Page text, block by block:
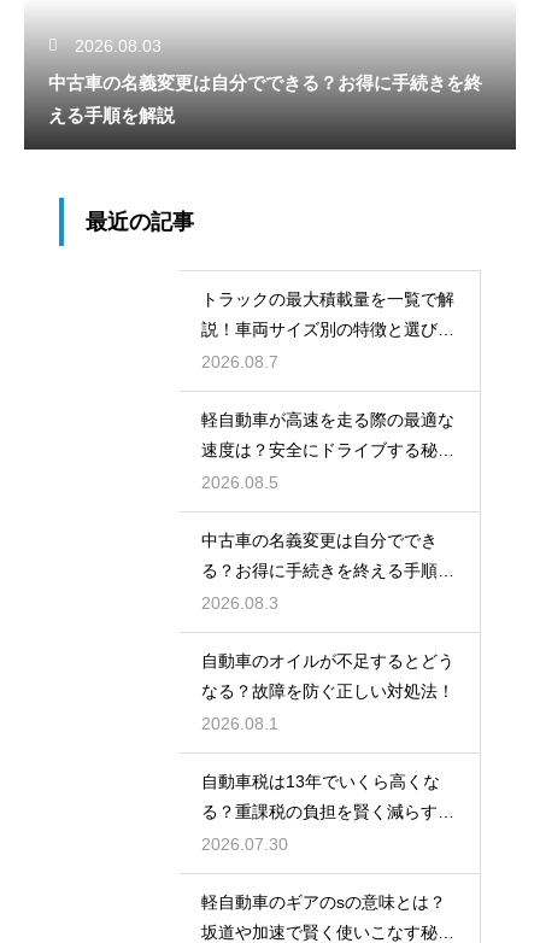
2026.08.03
中古車の名義変更は自分でできる？お得に手続きを終
える手順を解説
最近の記事
トラックの最大積載量を一覧で解
説！車両サイズ別の特徴と選び
方！
2026.08.7
軽自動車が高速を走る際の最適な
速度は？安全にドライブする秘
訣！
2026.08.5
中古車の名義変更は自分ででき
る？お得に手続きを終える手順を
解説
2026.08.3
自動車のオイルが不足するとどう
なる？故障を防ぐ正しい対処法！
2026.08.1
自動車税は13年でいくら高くな
る？重課税の負担を賢く減らす秘
訣
2026.07.30
軽自動車のギアのsの意味とは？
坂道や加速で賢く使いこなす秘